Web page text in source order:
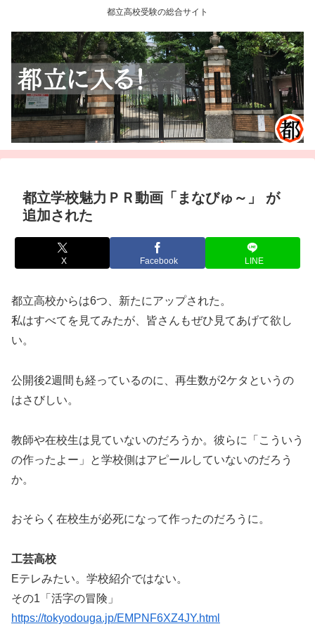
都立高校受験の総合サイト
都立学校魅力ＰＲ動画「まなびゅ～」 が
追加された
X Facebook LINE
都立高校からは6つ、新たにアップされた。
私はすべてを見てみたが、皆さんもぜひ見てあげて欲し
い。
公開後2週間も経っているのに、再生数が2ケタというの
はさびしい。
教師や在校生は見ていないのだろうか。彼らに「こういう
の作ったよー」と学校側はアピールしていないのだろう
か。
おそらく在校生が必死になって作ったのだろうに。
工芸高校
Eテレみたい。学校紹介ではない。
その1「活字の冒険」
https://tokyodouga.jp/EMPNF6XZ4JY.html